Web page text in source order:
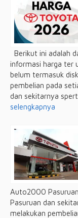
Berikut ini adalah
informasi harga ter
belum termasuk
pembelian pada
dan sekitarnya
selengkapnya
Auto2000
Pasuruan dan
melakukan